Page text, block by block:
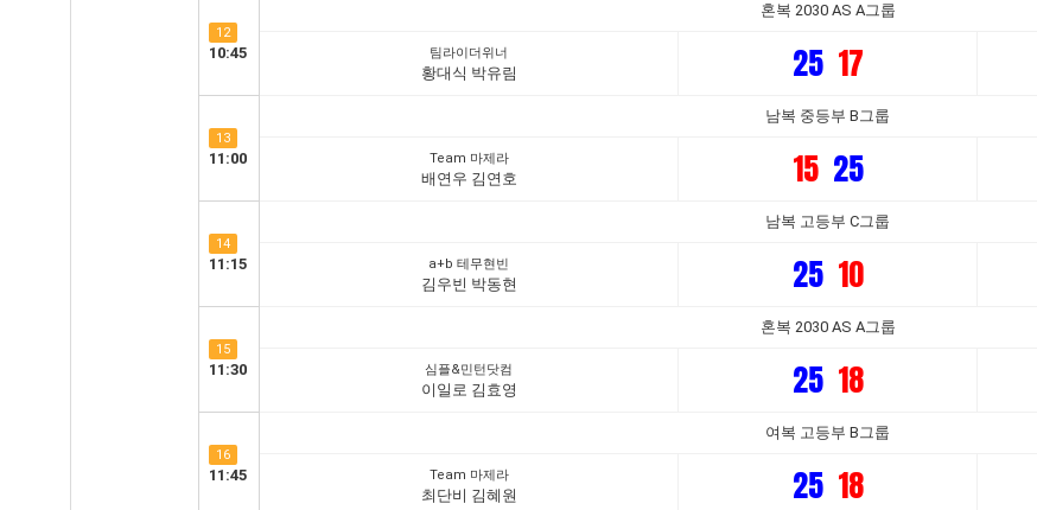
12
10:45
혼복 2030 AS A그룹
팀라이더위너
황대식 박유림 25 17
13
11:00
남복 중등부 B그룹
Team 마제라
배연우 김연호 15 25
14
11:15
남복 고등부 C그룹
a+b 테무현빈
김우빈 박동현 25 10
15
11:30
혼복 2030 AS A그룹
심플&민턴닷컴
이일로 김효영 25 18
16
11:45
여복 고등부 B그룹
Team 마제라
최단비 김혜원 25 18